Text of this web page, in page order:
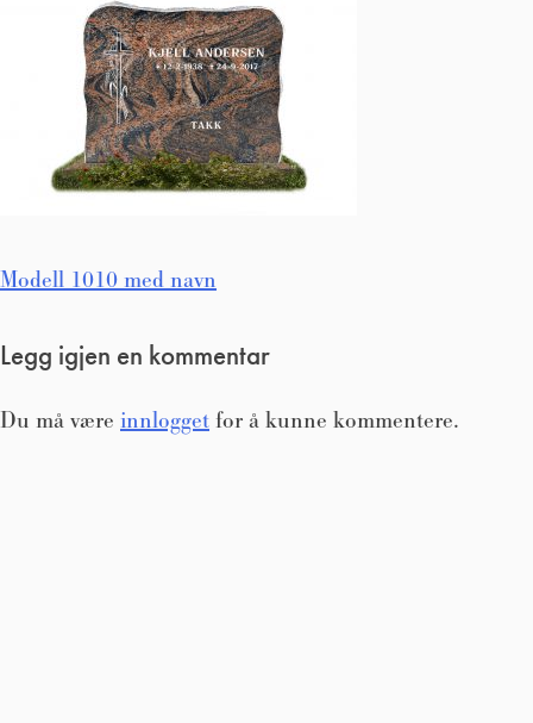
Innleggsnavigasjon
Modell 1010 med navn
Legg igjen en kommentar
Du må være innlogget for å kunne kommentere.